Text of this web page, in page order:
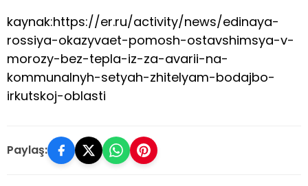
kaynak:https://er.ru/activity/news/edinaya-
rossiya-okazyvaet-pomosh-ostavshimsya-v-
morozy-bez-tepla-iz-za-avarii-na-
kommunalnyh-setyah-zhitelyam-bodajbo-
irkutskoj-oblasti
Paylaş: